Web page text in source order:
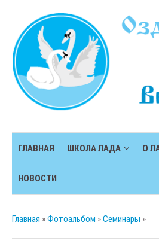
ГЛАВНАЯ ШКОЛА ЛАДА О
НОВОСТИ
Главная »Фотоальбом »Семинары »